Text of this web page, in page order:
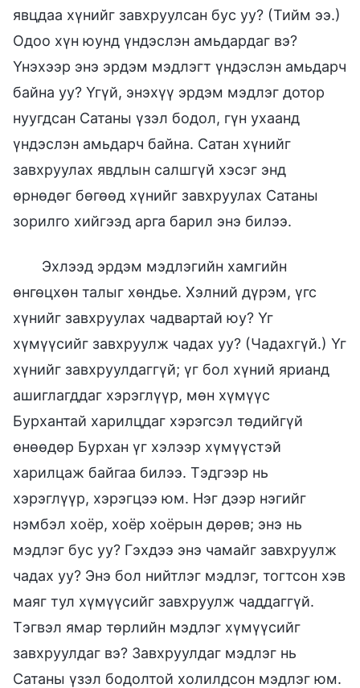
явцдаа хүнийг завхруулсан бус уу? (Тийм ээ.)
Одоо хүн юунд үндэслэн амьдардаг вэ?
Үнэхээр энэ эрдэм мэдлэгт үндэслэн амьдарч
байна уу? Үгүй, энэхүү эрдэм мэдлэг дотор
нуугдсан Сатаны үзэл бодол, гүн ухаанд
үндэслэн амьдарч байна. Сатан хүнийг
завхруулах явдлын салшгүй хэсэг энд
өрнөдөг бөгөөд хүнийг завхруулах Сатаны
зорилго хийгээд арга барил энэ билээ.
Эхлээд эрдэм мэдлэгийн хамгийн
өнгөцхөн талыг хөндье. Хэлний дүрэм, үгс
хүнийг завхруулах чадвартай юу? Үг
хүмүүсийг завхруулж чадах уу? (Чадахгүй.) Үг
хүнийг завхруулдаггүй; үг бол хүний ярианд
ашиглагддаг хэрэглүүр, мөн хүмүүс
Бурхантай харилцдаг хэрэгсэл төдийгүй
өнөөдөр Бурхан үг хэлээр хүмүүстэй
харилцаж байгаа билээ. Тэдгээр нь
хэрэглүүр, хэрэгцээ юм. Нэг дээр нэгийг
нэмбэл хоёр, хоёр хоёрын дөрөв; энэ нь
мэдлэг бус уу? Гэхдээ энэ чамайг завхруулж
чадах уу? Энэ бол нийтлэг мэдлэг, тогтсон хэв
маяг тул хүмүүсийг завхруулж чаддаггүй.
Тэгвэл ямар төрлийн мэдлэг хүмүүсийг
завхруулдаг вэ? Завхруулдаг мэдлэг нь
Сатаны үзэл бодолтой холилдсон мэдлэг юм.